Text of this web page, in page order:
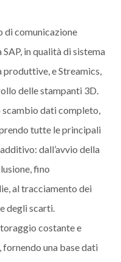
di comunicazione
in qualità di sistema
e Streamics,
delle stampanti 3D.
dati completo,
tutte le principali
dall’avvio della
fino
al tracciamento dei
degli scarti.
costante e
una base dati